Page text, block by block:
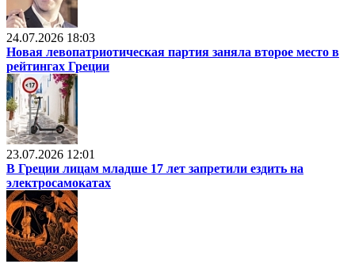
24.07.2026 18:03
Новая левопатриотическая партия заняла второе место в
рейтингах Греции
23.07.2026 12:01
В Греции лицам младше 17 лет запретили ездить на
электросамокатах